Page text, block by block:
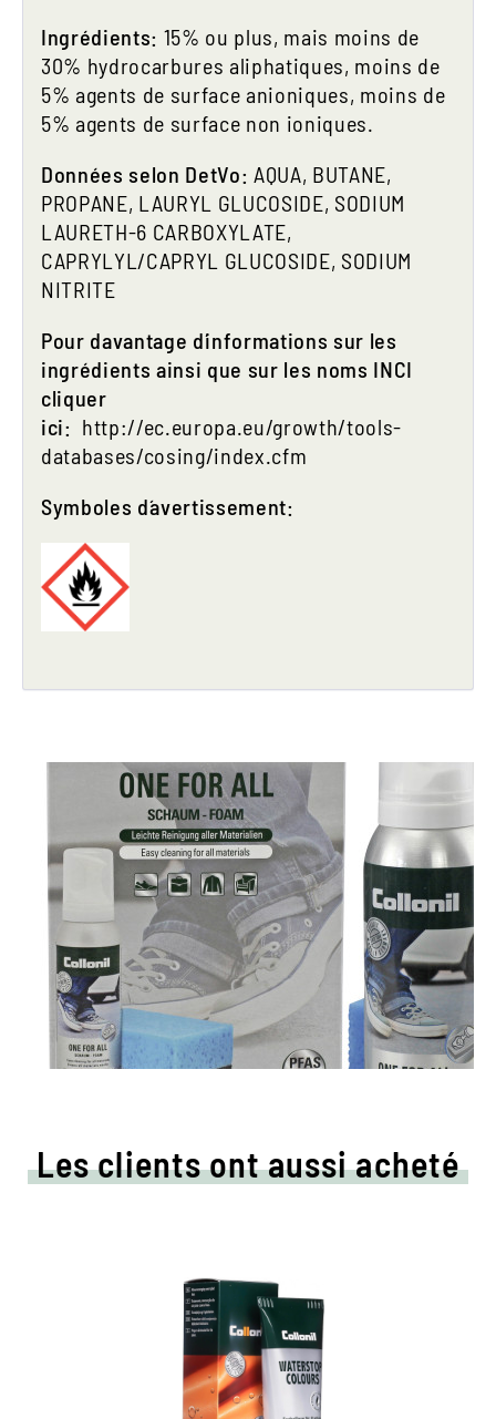
Ingrédients: 15% ou plus, mais moins de
30% hydrocarbures aliphatiques, moins de
5% agents de surface anioniques, moins de
5% agents de surface non ioniques.
Données selon DetVo:AQUA, BUTANE,
PROPANE, LAURYL GLUCOSIDE, SODIUM
LAURETH-6 CARBOXYLATE,
CAPRYLYL/CAPRYL GLUCOSIDE, SODIUM
NITRITE
Pour davantage d´informations sur les
ingrédients ainsi que sur les noms INCI
cliquer
ici: http://ec.europa.eu/growth/tools-
databases/cosing/index.cfm
Symboles d´avertissement:
Les clients ont aussi acheté
Crème de couleur colorée
et d'imprégnation